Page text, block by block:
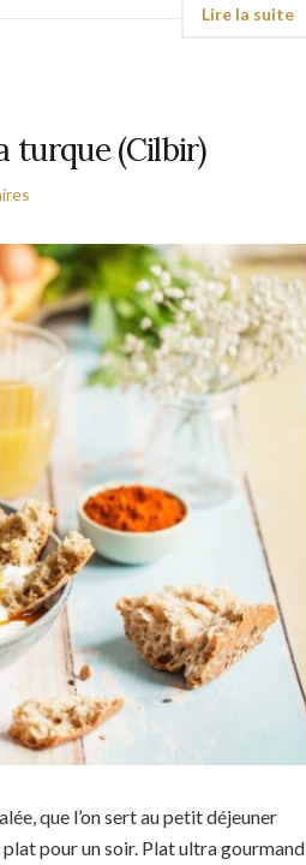
turque (Cilbir)
que l’on sert au petit déjeuner
pour un soir. Plat ultra gourmand